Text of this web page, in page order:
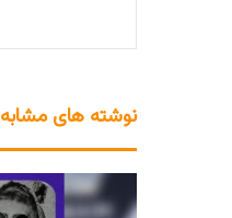
نوشته های مشابه